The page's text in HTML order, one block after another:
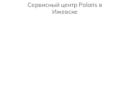
Сервисный центр Polaris в
Ижевске